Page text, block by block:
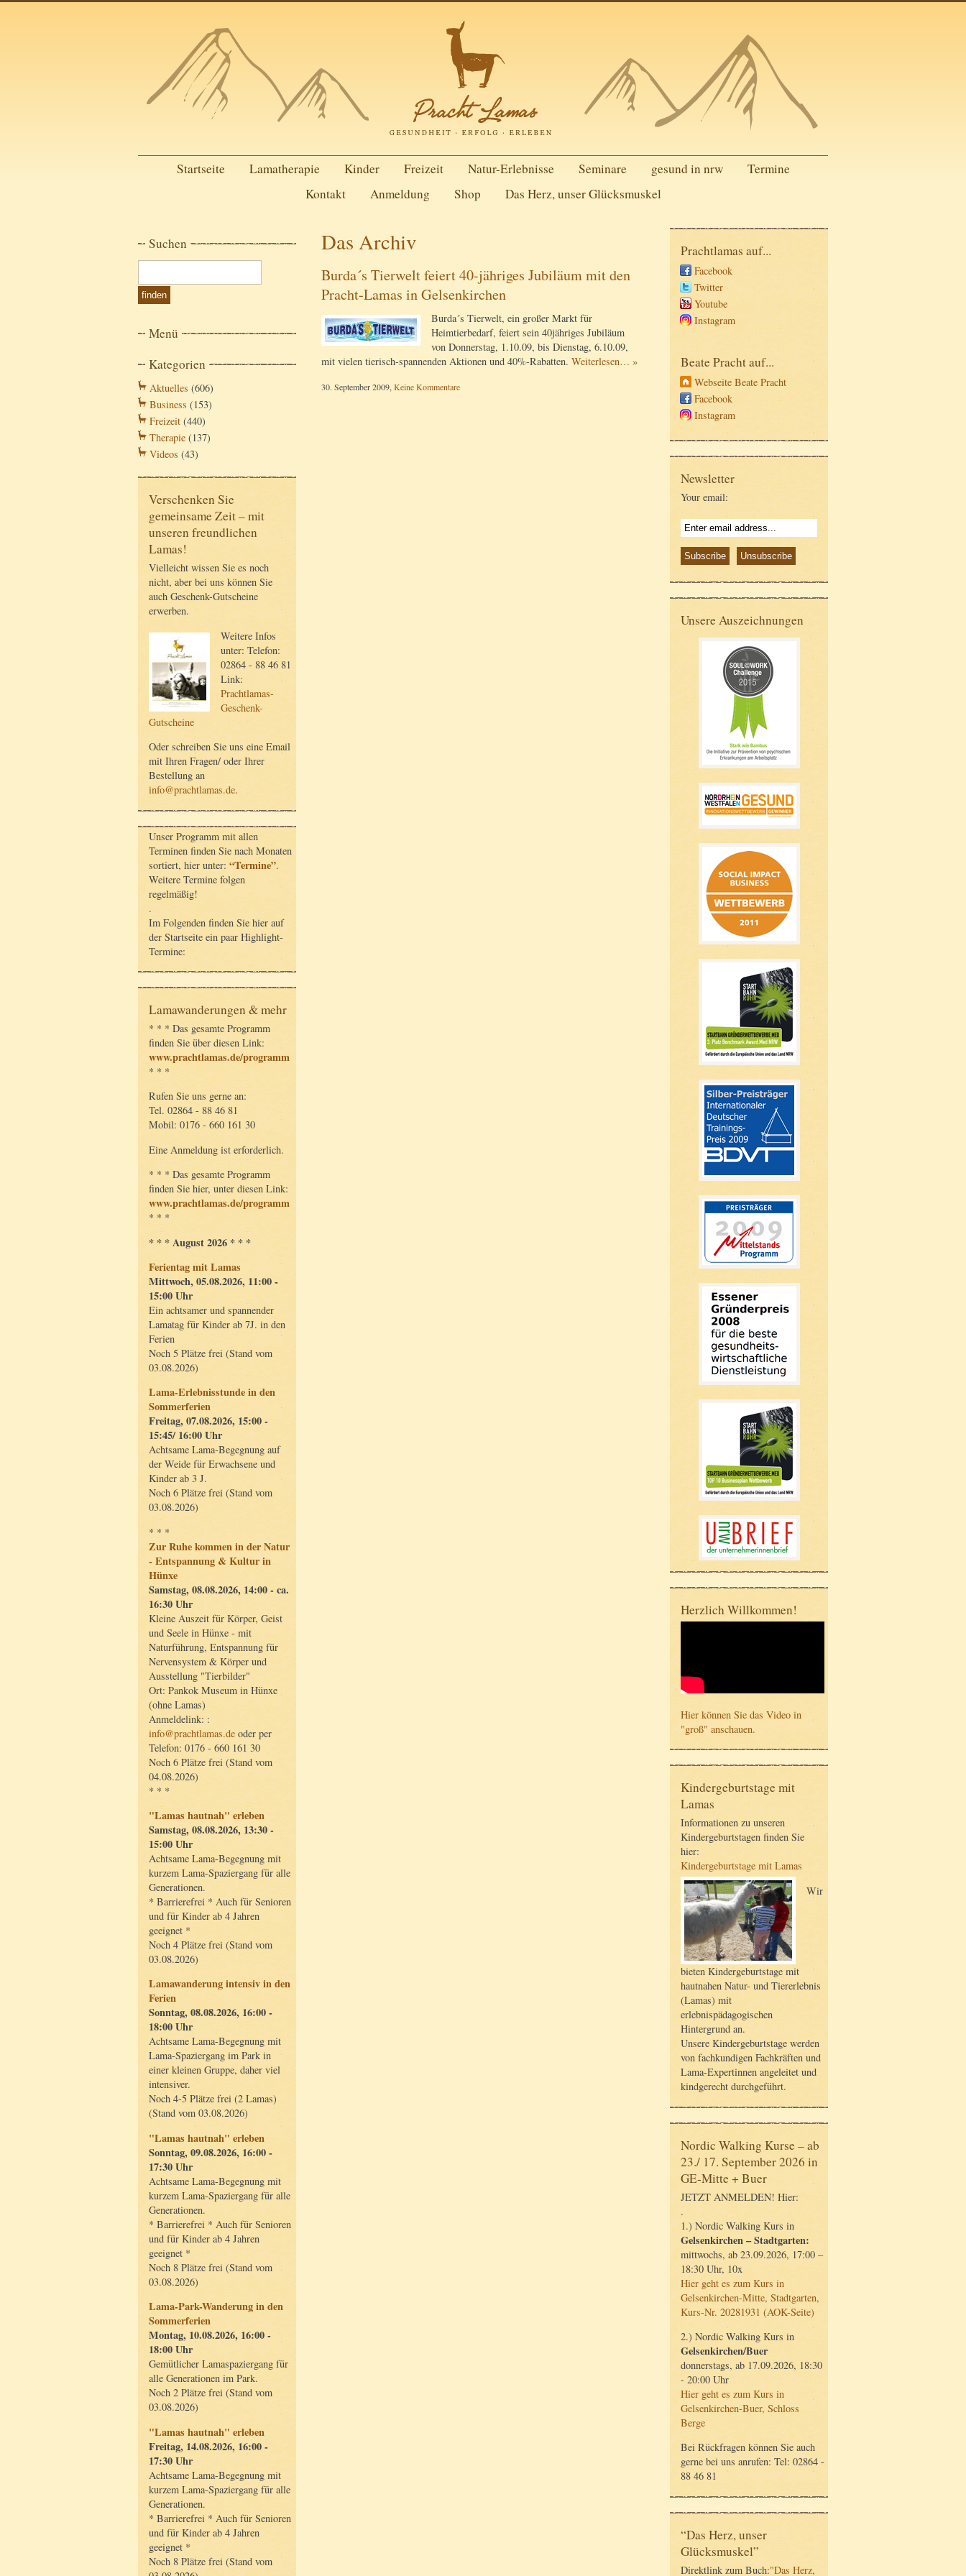
Startseite Lamatherapie Kinder Freizeit Natur-Erlebnisse Seminare gesund in nrw
Termine
Kontakt
Anmeldung Shop Das Herz, unser Glücksmuskel
Suchen
Menü
Kategorien
Aktuelles (606)
Business (153)
Freizeit (440)
Therapie (137)
Videos (43)
Verschenken Sie
gemeinsame Zeit – mit
unseren freundlichen
Lamas!
Vielleicht wissen Sie es noch
nicht, aber bei uns können Sie
auch Geschenk-Gutscheine
erwerben.
Weitere Infos
unter: Telefon:
02864 - 88 46 81
Link:
Prachtlamas-
Geschenk-
Gutscheine
Oder schreiben Sie uns eine Email
mit Ihren Fragen/ oder Ihrer
Bestellung an
info@prachtlamas.de.
Unser Programm mit allen
Terminen finden Sie nach Monaten
sortiert, hier unter: “Termine”.
Weitere Termine folgen
regelmäßig!
.
Im Folgenden finden Sie hier auf
der Startseite ein paar Highlight-
Termine:
Lamawanderungen & mehr
* * * Das gesamte Programm
finden Sie über diesen Link:
www.prachtlamas.de/programm
* * *
Rufen Sie uns gerne an:
Tel. 02864 - 88 46 81
Mobil: 0176 - 660 161 30
Eine Anmeldung ist erforderlich.
* * * Das gesamte Programm
finden Sie hier, unter diesen Link:
www.prachtlamas.de/programm
* * *
* * * August 2026 * * *
Ferientag mit Lamas
Mittwoch, 05.08.2026, 11:00 -
15:00 Uhr
Ein achtsamer und spannender
Lamatag für Kinder ab 7J. in den
Ferien
Noch 5 Plätze frei (Stand vom
03.08.2026)
Lama-Erlebnisstunde in den
Sommerferien
Freitag, 07.08.2026, 15:00 -
15:45/ 16:00 Uhr
Achtsame Lama-Begegnung auf
der Weide für Erwachsene und
Kinder ab 3 J.
Noch 6 Plätze frei (Stand vom
03.08.2026)
* * *
Zur Ruhe kommen in der Natur
- Entspannung & Kultur in
Hünxe
Samstag, 08.08.2026, 14:00 - ca.
16:30 Uhr
Kleine Auszeit für Körper, Geist
und Seele in Hünxe - mit
Naturführung, Entspannung für
Nervensystem & Körper und
Ausstellung "Tierbilder"
Ort: Pankok Museum in Hünxe
(ohne Lamas)
Anmeldelink: :
info@prachtlamas.de oder per
Telefon: 0176 - 660 161 30
Noch 6 Plätze frei (Stand vom
04.08.2026)
* * *
"Lamas hautnah" erleben
Samstag, 08.08.2026, 13:30 -
15:00 Uhr
Achtsame Lama-Begegnung mit
kurzem Lama-Spaziergang für alle
Generationen.
* Barrierefrei * Auch für Senioren
und für Kinder ab 4 Jahren
geeignet *
Noch 4 Plätze frei (Stand vom
03.08.2026)
Lamawanderung intensiv in den
Ferien
Sonntag, 08.08.2026, 16:00 -
18:00 Uhr
Achtsame Lama-Begegnung mit
Lama-Spaziergang im Park in
einer kleinen Gruppe, daher viel
intensiver.
Noch 4-5 Plätze frei (2 Lamas)
(Stand vom 03.08.2026)
"Lamas hautnah" erleben
Sonntag, 09.08.2026, 16:00 -
17:30 Uhr
Achtsame Lama-Begegnung mit
kurzem Lama-Spaziergang für alle
Generationen.
* Barrierefrei * Auch für Senioren
und für Kinder ab 4 Jahren
geeignet *
Noch 8 Plätze frei (Stand vom
03.08.2026)
Lama-Park-Wanderung in den
Sommerferien
Montag, 10.08.2026, 16:00 -
18:00 Uhr
Gemütlicher Lamaspaziergang für
alle Generationen im Park.
Noch 2 Plätze frei (Stand vom
03.08.2026)
"Lamas hautnah" erleben
Freitag, 14.08.2026, 16:00 -
17:30 Uhr
Achtsame Lama-Begegnung mit
kurzem Lama-Spaziergang für alle
Generationen.
* Barrierefrei * Auch für Senioren
und für Kinder ab 4 Jahren
geeignet *
Noch 8 Plätze frei (Stand vom
Prachtlamas auf...
Facebook
Twitter
Youtube
Instagram
Beate Pracht auf...
Webseite Beate Pracht
Facebook
Instagram
Newsletter
Your email:
Unsere Auszeichnungen
Herzlich Willkommen!
Hier können Sie das Video in
"groß" anschauen.
Kindergeburtstage mit
Lamas
Informationen zu unseren
Kindergeburtstagen finden Sie
hier:
Kindergeburtstage mit Lamas
Wir
bieten Kindergeburtstage mit
hautnahen Natur- und Tiererlebnis
(Lamas) mit
erlebnispädagogischen
Hintergrund an.
Unsere Kindergeburtstage werden
von fachkundigen Fachkräften und
Lama-Expertinnen angeleitet und
kindgerecht durchgeführt.
Nordic Walking Kurse – ab
23./ 17. September 2026 in
GE-Mitte + Buer
JETZT ANMELDEN! Hier:
.
1.) Nordic Walking Kurs in
Gelsenkirchen – Stadtgarten:
mittwochs, ab 23.09.2026, 17:00 –
18:30 Uhr, 10x
Hier geht es zum Kurs in
Gelsenkirchen-Mitte, Stadtgarten,
Kurs-Nr. 20281931 (AOK-Seite)
2.) Nordic Walking Kurs in
Gelsenkirchen/Buer
donnerstags, ab 17.09.2026, 18:30
- 20:00 Uhr
Hier geht es zum Kurs in
Gelsenkirchen-Buer, Schloss
Berge
Bei Rückfragen können Sie auch
gerne bei uns anrufen: Tel: 02864 -
88 46 81
“Das Herz, unser
Glücksmuskel”
Direktlink zum Buch:"Das Herz,
Das Archiv
Burda´s Tierwelt feiert 40-jähriges Jubiläum mit den
Pracht-Lamas in Gelsenkirchen
Burda´s Tierwelt, ein großer Markt für
Heimtierbedarf, feiert sein 40jähriges Jubiläum
von Donnerstag, 1.10.09, bis Dienstag, 6.10.09,
mit vielen tierisch-spannenden Aktionen und 40%-Rabatten. Weiterlesen… »
30. September 2009, Keine Kommentare